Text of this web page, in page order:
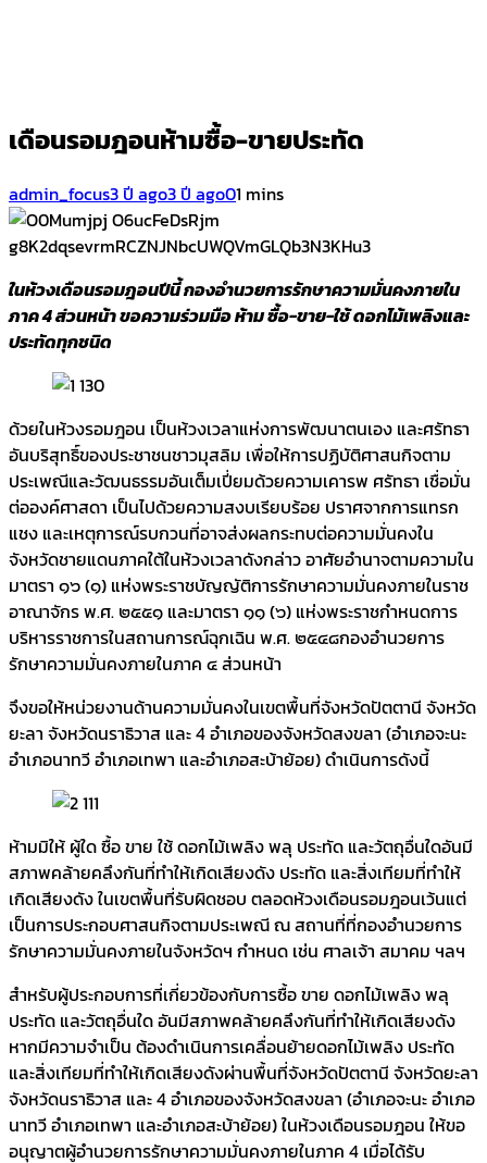
เดือนรอมฎอนห้ามซื้อ-ขายประทัด
admin_focus3 ปี ago3 ปี ago01 mins
ในห้วงเดือนรอมฎอนปีนี้ กองอำนวยการรักษาความมั่นคงภายใน
ภาค 4 ส่วนหน้า ขอความร่วมมือ ห้าม ซื้อ-ขาย-ใช้ ดอกไม้เพลิงและ
ประทัดทุกชนิด
ด้วยในห้วงรอมฎอน เป็นห้วงเวลาแห่งการพัฒนาตนเอง และศรัทธา
อันบริสุทธิ์ของประชาชนชาวมุสลิม เพื่อให้การปฏิบัติศาสนกิจตาม
ประเพณีและวัฒนธรรมอันเต็มเปี่ยมด้วยความเคารพ ศรัทธา เชื่อมั่น
ต่อองค์ศาสดา เป็นไปด้วยความสงบเรียบร้อย ปราศจากการแทรก
แชง และเหตุการณ์รบกวนที่อาจส่งผลกระทบต่อความมั่นคงใน
จังหวัดชายแดนภาคใต้ในห้วงเวลาดังกล่าว อาศัยอำนาจตามความใน
มาตรา ๑๖ (๑) แห่งพระราชบัญญัติการรักษาความมั่นคงภายในราช
อาณาจักร พ.ศ. ๒๕๕๑ และมาตรา ๑๑ (๖) แห่งพระราชกำหนดการ
บริหารราชการในสถานการณ์ฉุกเฉิน พ.ศ. ๒๕๔๘กองอำนวยการ
รักษาความมั่นคงภายในภาค ๔ ส่วนหน้า
จึงขอให้หน่วยงานด้านความมั่นคงในเขตพื้นที่จังหวัดปัตตานี จังหวัด
ยะลา จังหวัดนราธิวาส และ 4 อำเภอของจังหวัดสงขลา (อำเภอจะนะ
อำเภอนาทวี อำเภอเทพา และอำเภอสะบ้าย้อย) ดำเนินการดังนี้
ห้ามมิให้ ผู้ใด ซื้อ ขาย ใช้ ดอกไม้เพลิง พลุ ประทัด และวัตถุอื่นใดอันมี
สภาพคล้ายคลึงกันที่ทำให้เกิดเสียงดัง ประทัด และสิ่งเทียมที่ทำให้
เกิดเสียงดัง ในเขตพื้นที่รับผิดชอบ ตลอดห้วงเดือนรอมฎอนเว้นแต่
เป็นการประกอบศาสนกิจตามประเพณี ณ สถานที่ที่กองอำนวยการ
รักษาความมั่นคงภายในจังหวัดฯ กำหนด เช่น ศาลเจ้า สมาคม ฯลฯ
สำหรับผู้ประกอบการที่เกี่ยวข้องกับการซื้อ ขาย ดอกไม้เพลิง พลุ
ประทัด และวัตถุอื่นใด อันมีสภาพคล้ายคลึงกันที่ทำให้เกิดเสียงดัง
หากมีความจำเป็น ต้องดำเนินการเคลื่อนย้ายดอกไม้เพลิง ประทัด
และสิ่งเทียมที่ทำให้เกิดเสียงดังผ่านพื้นที่จังหวัดปัตตานี จังหวัดยะลา
จังหวัดนราธิวาส และ 4 อำเภอของจังหวัดสงขลา (อำเภอจะนะ อำเภอ
นาทวี อำเภอเทพา และอำเภอสะบ้าย้อย) ในห้วงเดือนรอมฎอน ให้ขอ
อนุญาตผู้อำนวยการรักษาความมั่นคงภายในภาค 4 เมื่อได้รับ